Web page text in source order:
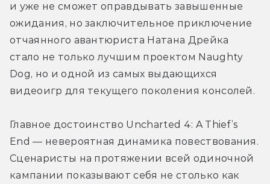
и уже не сможет оправдывать завышенные
ожидания, но заключительное приключение
отчаянного авантюриста Натана Дрейка
стало не только лучшим проектом Naughty
Dog, но и одной из самых выдающихся
видеоигр для текущего поколения консолей.
Главное достоинство Uncharted 4: A Thief’s
End — невероятная динамика повествования.
Сценаристы на протяжении всей одиночной
кампании показывают себя не столько как